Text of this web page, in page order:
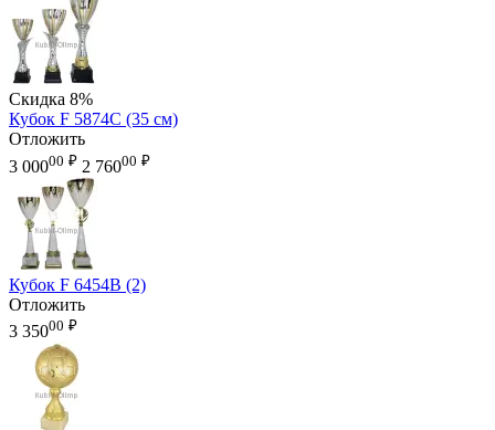
Скидка 8%
Кубок F 5874C (35 см)
Отложить
3 00000 ₽ 2 76000 ₽
Кубок F 6454B (2)
Отложить
3 35000 ₽